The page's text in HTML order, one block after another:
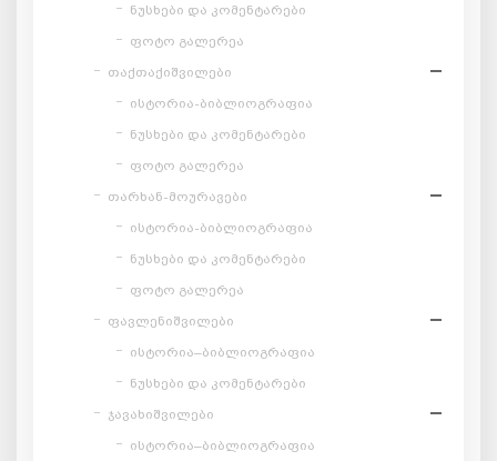
ნუსხები და კომენტარები
ფოტო გალერეა
თაქთაქიშვილები
ისტორია-ბიბლიოგრაფია
ნუსხები და კომენტარები
ფოტო გალერეა
თარხან-მოურავები
ისტორია-ბიბლიოგრაფია
ნუსხები და კომენტარები
ფოტო გალერეა
ფავლენიშვილები
ისტორია–ბიბლიოგრაფია
ნუსხები და კომენტარები
ჯავახიშვილები
ისტორია–ბიბლიოგრაფია